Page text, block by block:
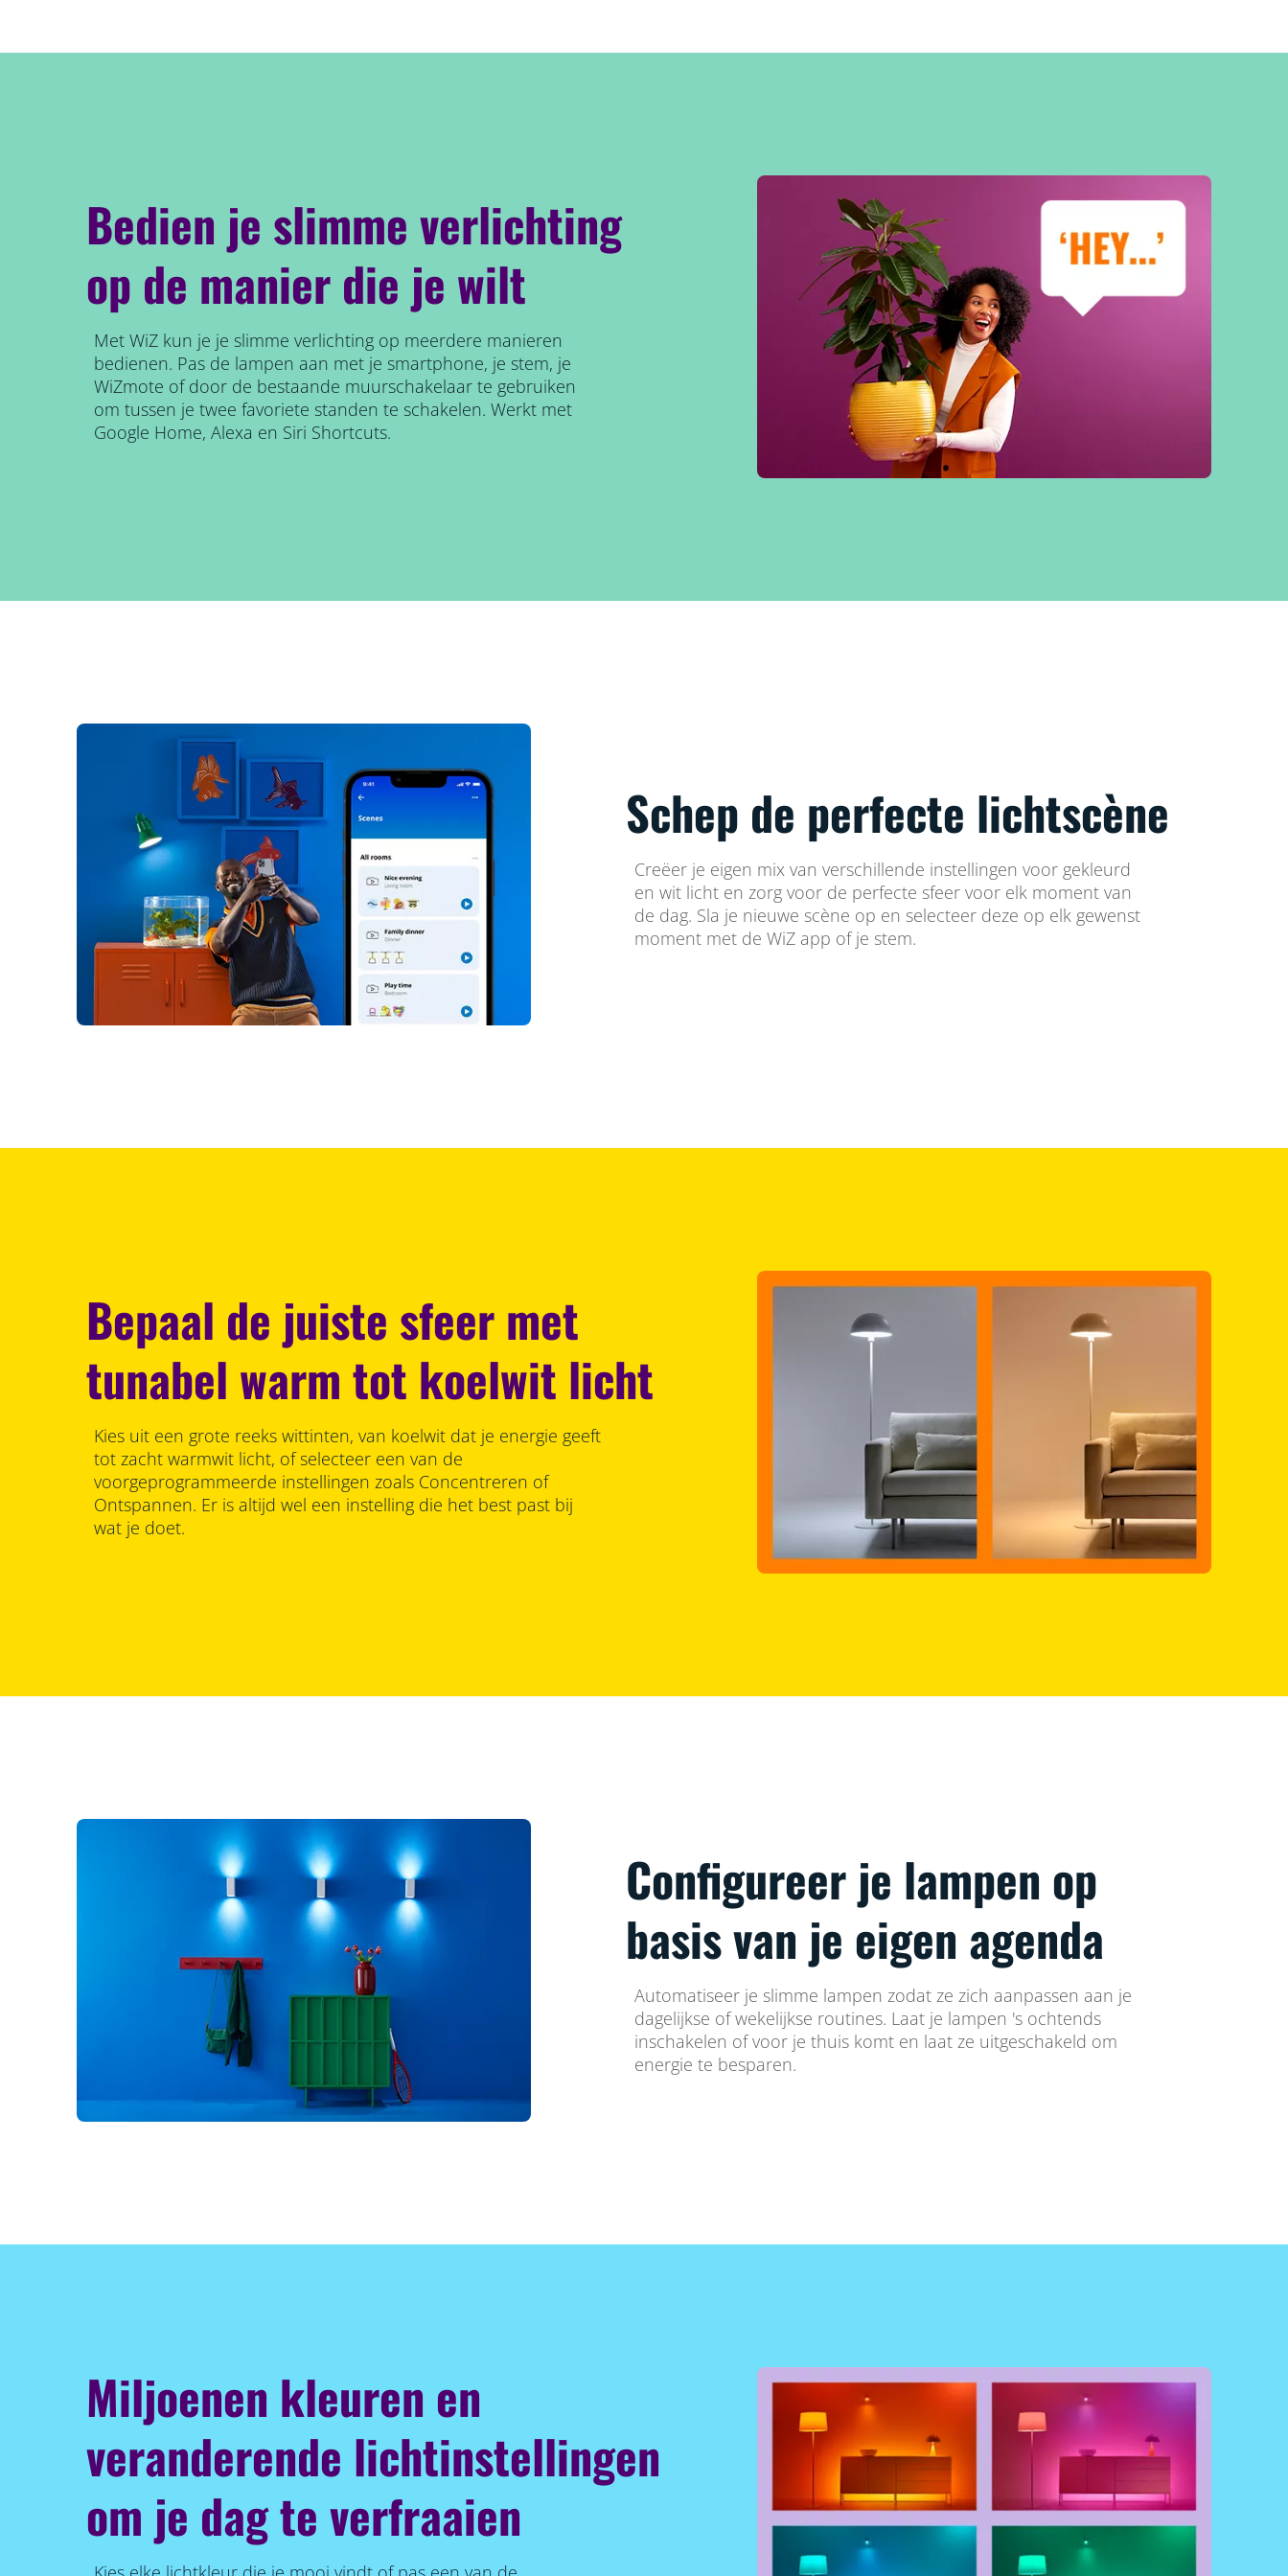
Bedien je slimme verlichting
op de manier die je wilt
Met WiZ kun je je slimme verlichting op meerdere manieren
bedienen. Pas de lampen aan met je smartphone, je stem, je
WiZmote of door de bestaande muurschakelaar te gebruiken
om tussen je twee favoriete standen te schakelen. Werkt met
Google Home, Alexa en Siri Shortcuts.
Schep de perfecte lichtscène
Creëer je eigen mix van verschillende instellingen voor gekleurd
en wit licht en zorg voor de perfecte sfeer voor elk moment van
de dag. Sla je nieuwe scène op en selecteer deze op elk gewenst
moment met de WiZ app of je stem.
Bepaal de juiste sfeer met
tunabel warm tot koelwit licht
Kies uit een grote reeks wittinten, van koelwit dat je energie geeft
tot zacht warmwit licht, of selecteer een van de
voorgeprogrammeerde instellingen zoals Concentreren of
Ontspannen. Er is altijd wel een instelling die het best past bij
wat je doet.
Configureer je lampen op
basis van je eigen agenda
Automatiseer je slimme lampen zodat ze zich aanpassen aan je
dagelijkse of wekelijkse routines. Laat je lampen 's ochtends
inschakelen of voor je thuis komt en laat ze uitgeschakeld om
energie te besparen.
Miljoenen kleuren en
veranderende lichtinstellingen
om je dag te verfraaien